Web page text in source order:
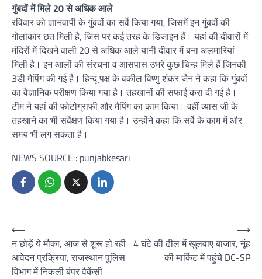
गुंबदों में मिले 20 से अधिक आले
रविवार को ज्ञानवापी के गुंबदों का सर्वे किया गया, जिसमें इन गुंबदों की
गोलाकार छत मिली है, जिस पर कई तरह के डिजाइन हैं। यहां की दीवारों में
मंदिरों में दिखने वाली 20 से अधिक आले यानी दीवार में बना अलमारियां
मिली है। इन आलों की संरचना व आसपास उभरे कुछ चिन्ह मिले हैं जिनकी
3डी मैपिंग की गई है। हिन्दू पक्ष के वकील विष्णु शंकर जैन ने कहा कि गुंबदों
का वैज्ञानिक परीक्षण किया गया है। तहखानों की सफाई करा दी गई है।
टीम ने यहां की फोटोग्राफी और मैपिंग का काम किया। वहीं व्यास जी के
तहखाने का भी सर्वेक्षण किया गया है। उन्होंने कहा कि सर्वे के काम में और
समय भी लग सकता है।
NEWS SOURCE : punjabkesari
Post
navigation
⟵
न छोड़ें ये मौका, आज से शुरू हो रही
आवेदन प्रक्रिया, राजस्थान पुलिस
विभाग में निकली बंपर वैकेंसी
4 घंटे की ढील में खुलवाए बाजार, नूंह
की मार्किट में पहुंचे DC-SP
⟶